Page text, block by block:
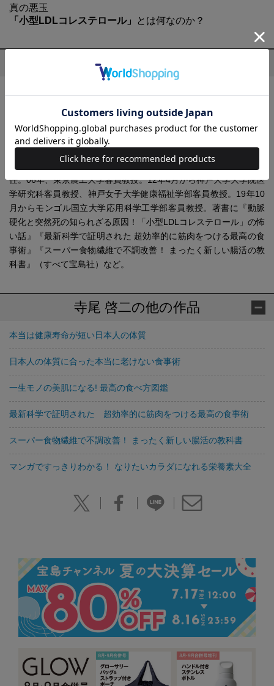
真の悪玉
「小型LDLコレステロール」
とは何なのか？
プロフィール
1957年、岡山県生まれ。86年、京都大学大学院工学研究科博士課
程修了。ドイツのワッカーケミー社勤務を経て、2002年に株式会
社シクロケムを設立。環状オリゴ糖に関する数々の研究成果は、
グループの販売会社である株式会社コサナのヒット商品にも活か
されており、11年からは株式会社コサナの代表取締役社長も兼
任。06年、東京農工大学客員教授。12年4月から神戸大学大学院医
学研究科客員教授、神戸女子大学健康福祉学部客員教授。19年10
月からモンゴル国立大学応用科学工学部客員教授。著書に『動脈
硬化と突然死の知られざる原因！「小型LDLコレステロール」の怖
い話』『最新科学で証明された 超効率的に筋肉をつける最高の食
事術』『スーパー食物繊維で不調改善！ まったく新しい腸活の教
科書』（すべて宝島社）など。
寺尾 啓二の他の作品
本当は健康寿命が短い日本人の体質
日本人の体質に合った本当に老けない食事術
一生モノの美肌になる! 最高の食べ方図鑑
最新科学で証明された 超効率的に筋肉をつける最高の食事術
スーパー食物繊維で不調改善！ まったく新しい腸活の教科書
マンガですっきりわかる！ なりたいカラダになれる栄養素大全